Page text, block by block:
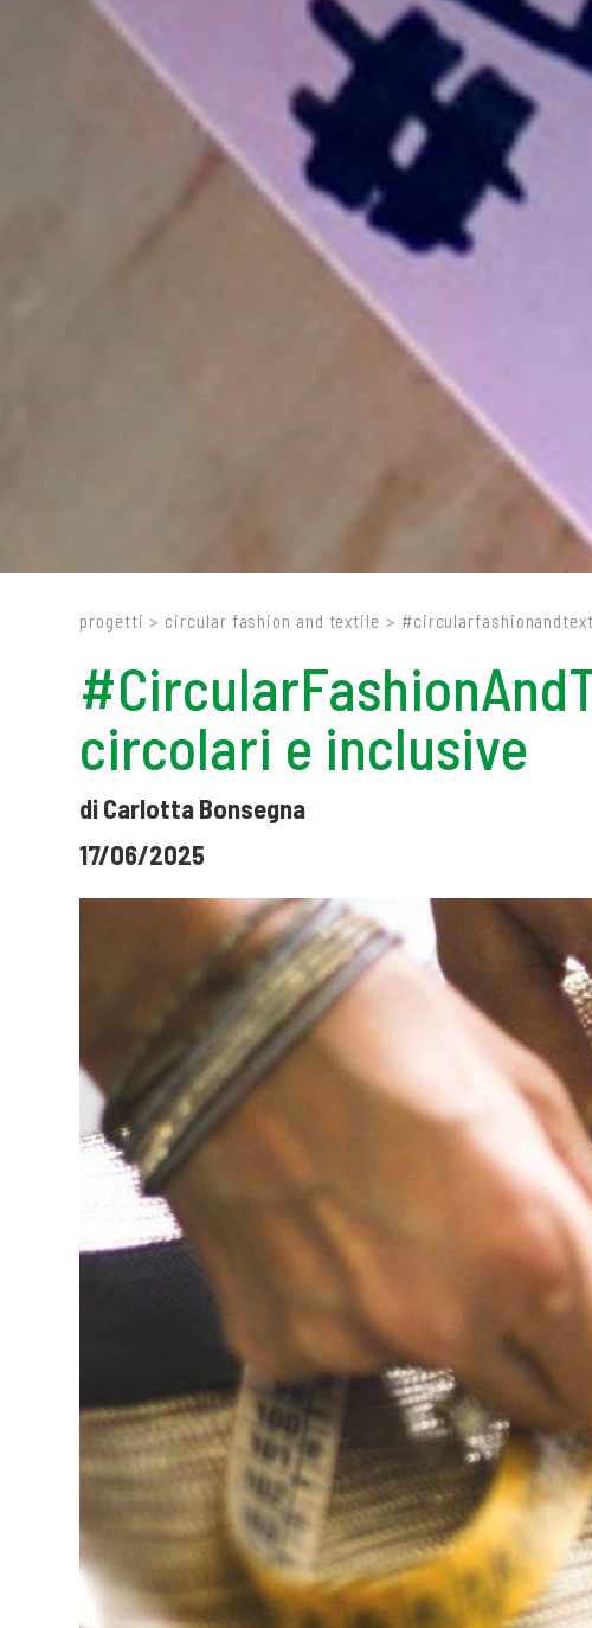
progetti > circular fashion and textile >
circolari e inclusive
di Carlotta Bonsegna
17/06/2025